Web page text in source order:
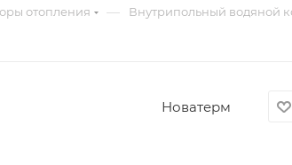
отопления — Внутрипольный водяной
Новатерм